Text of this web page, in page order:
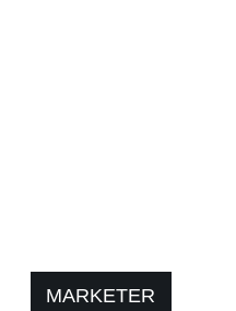
MARKETER